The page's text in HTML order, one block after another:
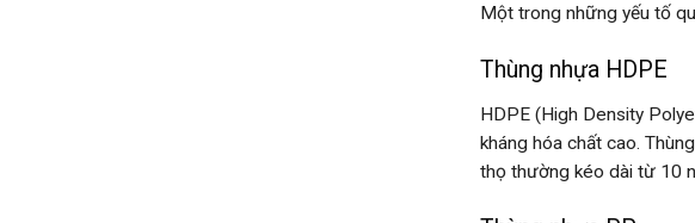
Một trong những yếu tố
Thùng nhựa HDPE
HDPE (High Density
kháng hóa chất cao.
thọ thường kéo dài từ 10